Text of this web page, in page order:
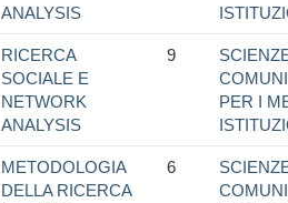
ANALYSIS
RICERCA
SOCIALE E
NETWORK
ANALYSIS
9
PER I
METODOLOGIA
DELLA RICERCA
6